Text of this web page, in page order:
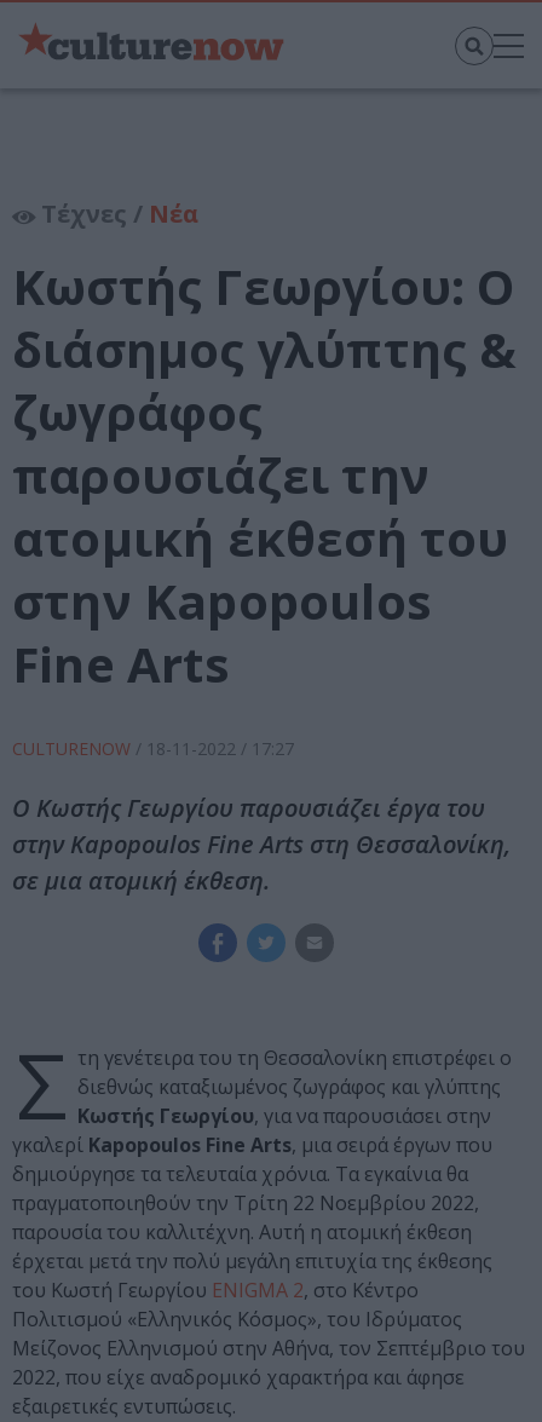
Τέχνες / Νέα
Κωστής Γεωργίου: Ο
διάσημος γλύπτης &
ζωγράφος
παρουσιάζει την
ατομική έκθεσή του
στην Kapopoulos
Fine Arts
CULTURENOW / 18-11-2022 / 17:27
Ο Κωστής Γεωργίου παρουσιάζει έργα του
στην Kapopoulos Fine Arts στη Θεσσαλονίκη,
σε μια ατομική έκθεση.
Σ τη γενέτειρα του τη Θεσσαλονίκη επιστρέφει ο
διεθνώς καταξιωμένος ζωγράφος και γλύπτης
Κωστής Γεωργίου, για να παρουσιάσει στην
γκαλερί Kapopoulos Fine Arts, μια σειρά έργων που
δημιούργησε τα τελευταία χρόνια. Τα εγκαίνια θα
πραγματοποιηθούν την Τρίτη 22 Νοεμβρίου 2022,
παρουσία του καλλιτέχνη. Αυτή η ατομική έκθεση
έρχεται μετά την πολύ μεγάλη επιτυχία της έκθεσης
του Κωστή Γεωργίου ENIGMA 2, στο Κέντρο
Πολιτισμού «Ελληνικός Κόσμος», του Ιδρύματος
Μείζονος Ελληνισμού στην Αθήνα, τον Σεπτέμβριο του
2022, που είχε αναδρομικό χαρακτήρα και άφησε
εξαιρετικές εντυπώσεις.